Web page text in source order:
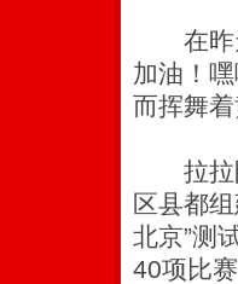
在昨天
加油！
而挥舞
拉拉队
区县都
北京”测
40项比